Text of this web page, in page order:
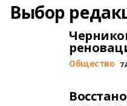
Выбор
Общество 7